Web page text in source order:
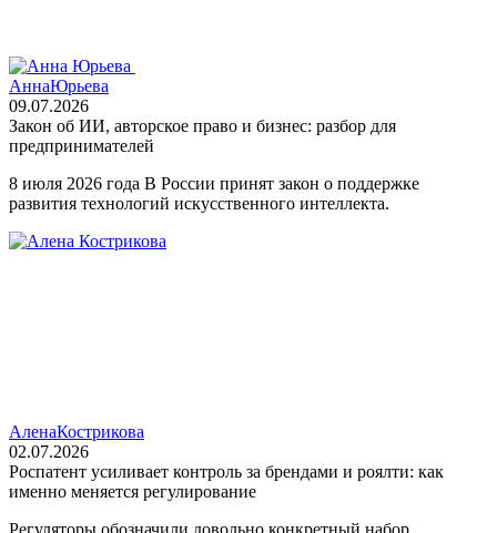
АннаЮрьева
09.07.2026
Закон об ИИ, авторское право и бизнес: разбор для
предпринимателей
8 июля 2026 года В России принят закон о поддержке
развития технологий искусственного интеллекта.
АленаКострикова
02.07.2026
Роспатент усиливает контроль за брендами и роялти: как
именно меняется регулирование
Регуляторы обозначили довольно конкретный набор